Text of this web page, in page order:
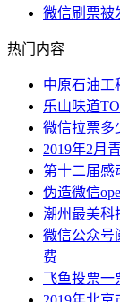
微信刷票被
热门内容
中原石油工
乐山味道
微信拉票多
2019年2月
第十二届感
伪造微信
潮州最美科
微信公众号
费
飞鱼投票一